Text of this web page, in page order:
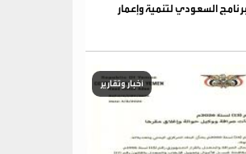
السعودي لتنمية وإعمار
أخبار وتقارير